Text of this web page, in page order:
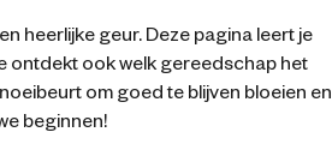
heerlijke geur. Deze pagina leert je
ontdekt ook welk gereedschap het
om goed te blijven bloeien en
beginnen!